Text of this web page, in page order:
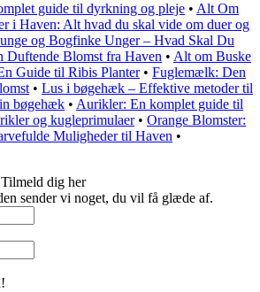
guide til dyrkning og pleje • Alt Om
i Haven: Alt hvad du skal vide om duer og
og Bogfinke Unger – Hvad Skal Du
Duftende Blomst fra Haven • Alt om Buske
Guide til Ribis Planter• Fuglemælk: Den
• Lus i bøgehæk – Effektive metoder til
bøgehæk • Aurikler: En komplet guide til
og kugleprimulaer• Orange Blomster:
Muligheder til Haven •
dig her
sender vi noget, du vil få glæde af.